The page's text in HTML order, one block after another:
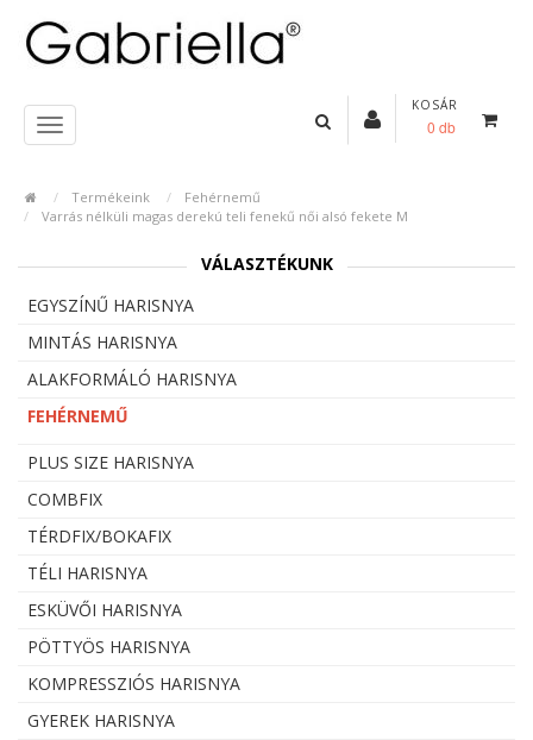
KOSÁR
0 db
Termékeink
Fehérnemű
Varrás nélküli magas derekú teli fenekű női alsó fekete M
VÁLASZTÉKUNK
EGYSZÍNŰ HARISNYA
MINTÁS HARISNYA
ALAKFORMÁLÓ HARISNYA
FEHÉRNEMŰ
PLUS SIZE HARISNYA
COMBFIX
TÉRDFIX/BOKAFIX
TÉLI HARISNYA
ESKÜVŐI HARISNYA
PÖTTYÖS HARISNYA
KOMPRESSZIÓS HARISNYA
GYEREK HARISNYA